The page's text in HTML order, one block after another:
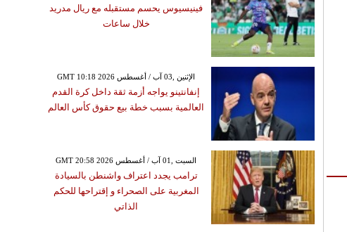
فينيسيوس يحسم مستقبله مع ريال مدريد
خلال ساعات
GMT 10:18 2026 الإثنين ,03 آب / أغسطس
إنفانتينو يواجه أزمة ثقة داخل كرة القدم
العالمية بسبب خطة بيع حقوق كأس العالم
GMT 20:58 2026 السبت ,01 آب / أغسطس
ترامب يجدد اعتراف واشنطن بالسيادة
المغربية على الصحراء و إقتراحها للحكم
الذاتي